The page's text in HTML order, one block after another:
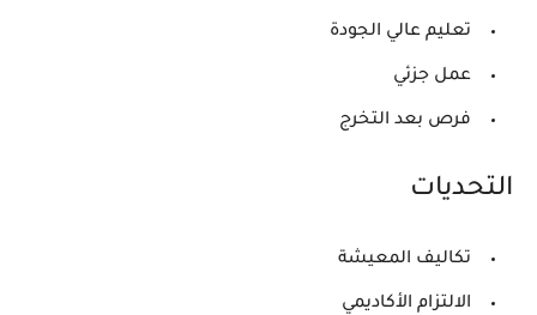
تعليم عالي الجودة
عمل جزئي
فرص بعد التخرج
التحديات
تكاليف المعيشة
الالتزام الأكاديمي